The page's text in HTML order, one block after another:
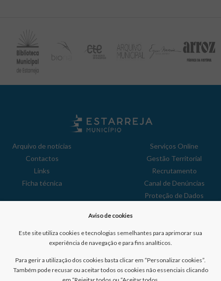
Arquivo de notícias
Contactos
Links
Ficha técnica
Serviços Online
Gestão Territorial
Recrutamento
Canal de Denúncias
Proteção de Dados
Reclamações
Aviso de cookies
Este site utiliza cookies e tecnologias semelhantes para aprimorar sua
experiência de navegação e para fins analíticos.
Para gerir a utilização dos cookies basta clicar em “Personalizar cookies”.
Também pode recusar ou aceitar todos os cookies não essenciais clicando